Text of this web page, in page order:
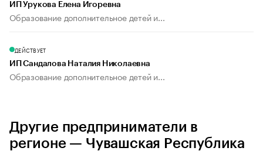
ИП Урукова Елена Игоревна
Образование дополнительное детей и...
ДЕЙСТВУЕТ
ИП Сандалова Наталия Николаевна
Образование дополнительное детей и...
Другие предприниматели в
регионе — Чувашская Республика